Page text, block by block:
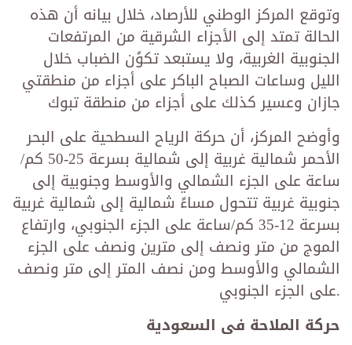
وتوقع المركز الوطني للأرصاد، خلال بيانه أن هذه
الحالة تمتد إلى الأجزاء الشرقية من المرتفعات
الجنوبية الغربية، ولا يستبعد تكوًن الضباب خلال
الليل وساعات الصباح الباكر على أجزاء من منطقتي
جازان وعسير كذلك على أجزاء من منطقة تبوك
وأوضح المركز، أن حركة الرياح السطحية على البحر
الأحمر شمالية غربية إلى شمالية بسرعة 25-50 كم/
ساعة على الجزء الشمالي والأوسط وجنوبية إلى
جنوبية غربية تتحول مساءً شمالية إلى شمالية غربية
بسرعة 12-35 كم/ساعة على الجزء الجنوبي، وارتفاع
الموج من متر ونصف إلى مترين ونصف على الجزء
الشمالي والأوسط ومن نصف المتر إلى متر ونصف
على الجزء الجنوبي.
حركة الملاحة فى السعودية